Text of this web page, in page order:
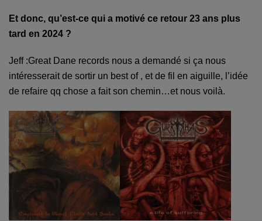
Et donc, qu’est-ce qui a motivé ce retour 23 ans plus
tard en 2024 ?
Jeff :Great Dane records nous a demandé si ça nous
intéresserait de sortir un best of , et de fil en aiguille, l’idée
de refaire qq chose a fait son chemin…et nous voilà.